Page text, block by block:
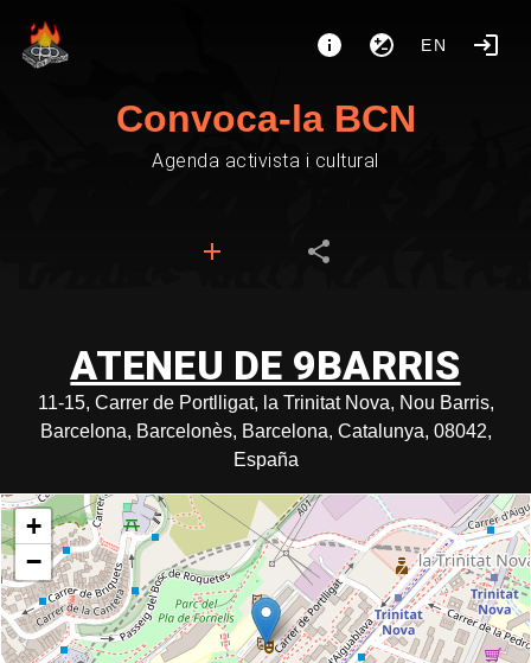
EN
Convoca-la BCN
Agenda activista i cultural
ATENEU DE 9BARRIS
11-15, Carrer de Portlligat, la Trinitat Nova, Nou Barris,
Barcelona, Barcelonès, Barcelona, Catalunya, 08042,
España
+
−